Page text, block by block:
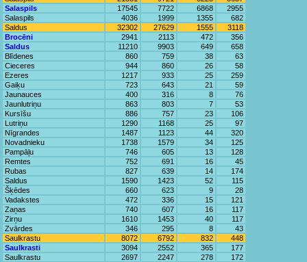
Salaspils
17545 7722 6868
2955
Salaspils
4036 1999 1355
682
Saldus
32302 27629 1555
3118
Brocēni
2941 2113 472
356
Saldus
11210 9903 649
658
Blīdenes
860 759 38
63
Cieceres
944 860 26
58
Ezeres
1217 933 25
259
Gaiķu
723 643 21
59
Jaunauces
400 316 8
76
Jaunlutriņu
863 803 7
53
Kursīšu
886 757 23
106
Lutriņu
1290 1168 25
97
Nīgrandes
1487 1123 44
320
Novadnieku
1738 1579 34
125
Pampāļu
746 605 13
128
Remtes
752 691 16
45
Rubas
827 639 14
174
Saldus
1590 1423 52
115
Šķēdes
660 623 9
28
Vadakstes
472 336 15
121
Zaņas
740 607 16
117
Zirņu
1610 1453 40
117
Zvārdes
346 295 8
43
Saulkrastu
8072 6792 832
448
Saulkrasti
3094 2552 365
177
Saulkrastu
2697 2247 278
172